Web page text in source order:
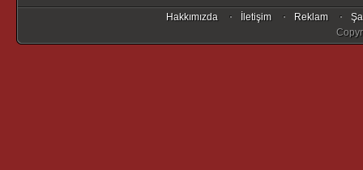
Hakkımızda İletişim Reklam